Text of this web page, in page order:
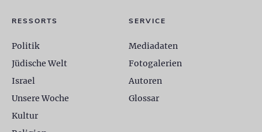
RESSORTS
Politik
Jüdische Welt
Israel
Unsere Woche
Kultur
SERVICE
Mediadaten
Fotogalerien
Autoren
Glossar